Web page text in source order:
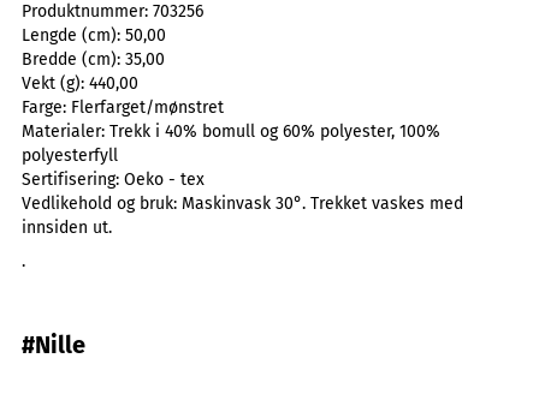
Produktnummer: 703256
Lengde (cm): 50,00
Bredde (cm): 35,00
Vekt (g): 440,00
Farge: Flerfarget/mønstret
Materialer: Trekk i 40% bomull og 60% polyester, 100%
polyesterfyll
Sertifisering: Oeko - tex
Vedlikehold og bruk: Maskinvask 30°. Trekket vaskes med
innsiden ut.
.
#Nille